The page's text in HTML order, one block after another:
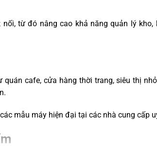
từ đó nâng cao khả năng quản lý
cafe, cửa hàng thời trang, siêu thị
mẫu máy hiện đại tại các nhà cung cấp